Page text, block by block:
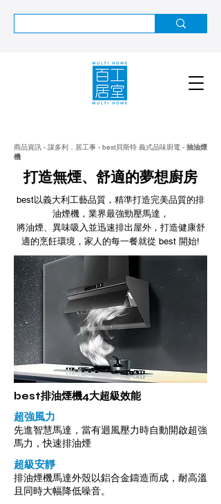
商品資訊 - 謀多利．居工事 - best貝斯特 義式品味廚電 - 抽油煙
機
打造無煙、舒適的夢想廚房
best以義大利工藝品質，精準打造完美品質的排
油煙機，業界最強勁壓馬達，
將油煙、異味吸入並迅速排出屋外，打造健康舒
適的烹飪環境，家人的每一餐就從 best 開始!
best排油煙機4大超級效能
超強風力
先進智慧馬達，當有迴風壓力時自動開啟超強
馬力，快速排油煙
超級安靜
排油煙機馬達外殼以鋁合金鑄造而成，耐高溫
且同時大幅降低噪音。